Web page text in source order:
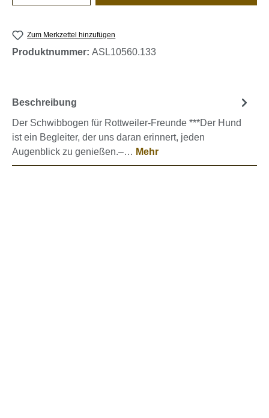
Zum Merkzettel hinzufügen
Produktnummer: ASL10560.133
Beschreibung
Der Schwibbogen für Rottweiler-Freunde ***Der Hund
ist ein Begleiter, der uns daran erinnert, jeden
Augenblick zu genießen.–… Mehr